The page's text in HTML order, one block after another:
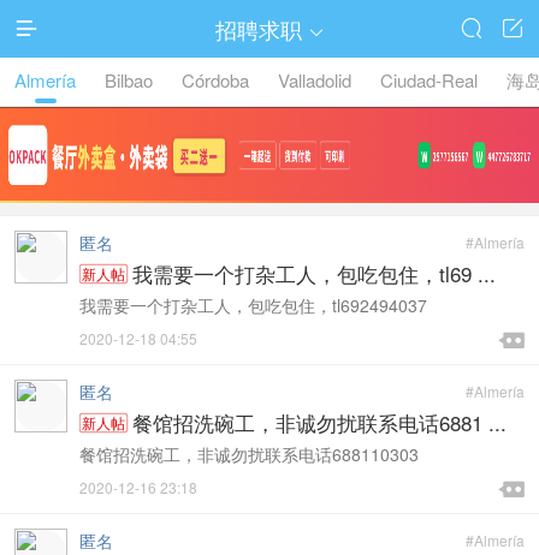
 招聘求职  

Almería Bilbao Córdoba Valladolid Ciudad-Real 海
#Almería
匿名
新人帖 我需要一个打杂工人，包吃包住，tl69 ...
我需要一个打杂工人，包吃包住，tl692494037

2020-12-18 04:55 
#Almería
匿名
新人帖 餐馆招洗碗工，非诚勿扰联系电话6881 ...
餐馆招洗碗工，非诚勿扰联系电话688110303

2020-12-16 23:18 
#Almería
匿名